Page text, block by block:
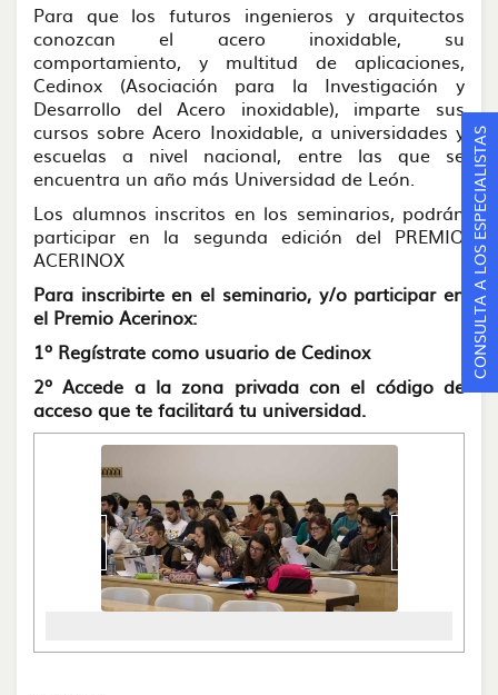
Para que los futuros ingenieros y arquitectos
conozcan el acero inoxidable, su
comportamiento, y multitud de aplicaciones,
Cedinox (Asociación para la Investigación y
Desarrollo del Acero inoxidable), imparte sus
cursos sobre Acero Inoxidable, a universidades y
escuelas a nivel nacional, entre las que se
encuentra un año más Universidad de León.
Los alumnos inscritos en los seminarios, podrán
participar en la segunda edición del PREMIO
ACERINOX
Para inscribirte en el seminario, y/o participar en
el Premio Acerinox:
1º Regístrate como usuario de Cedinox
2º Accede a la zona privada con el código de
acceso que te facilitará tu universidad.
CONSULTA A LOS ESPECIALISTAS